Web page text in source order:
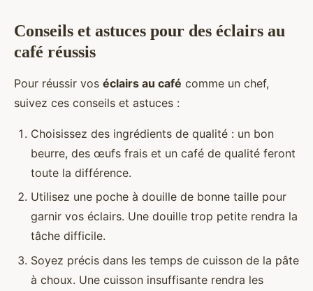
Conseils et astuces pour des éclairs au
café réussis
Pour réussir vos éclairs au café comme un chef,
suivez ces conseils et astuces :
Choisissez des ingrédients de qualité : un bon
beurre, des œufs frais et un café de qualité feront
toute la différence.
Utilisez une poche à douille de bonne taille pour
garnir vos éclairs. Une douille trop petite rendra la
tâche difficile.
Soyez précis dans les temps de cuisson de la pâte
à choux. Une cuisson insuffisante rendra les